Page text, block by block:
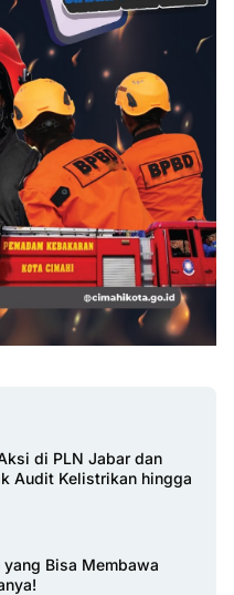
di PLN Jabar dan
Audit Kelistrikan hingga
Bisa Membawa